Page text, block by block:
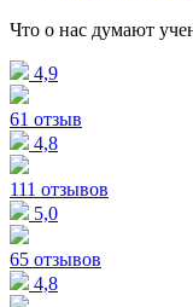
Что о нас думают
4,9
61 отзыв
4,8
111 отзывов
5,0
65 отзывов
4,8